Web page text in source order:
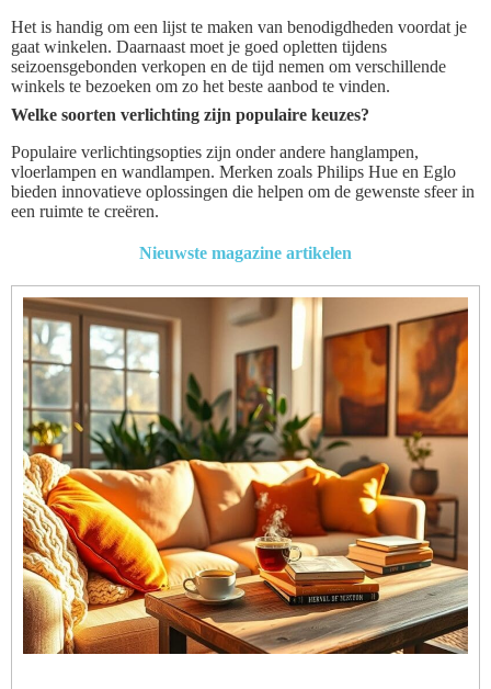
Het is handig om een lijst te maken van benodigdheden voordat je
gaat winkelen. Daarnaast moet je goed opletten tijdens
seizoensgebonden verkopen en de tijd nemen om verschillende
winkels te bezoeken om zo het beste aanbod te vinden.
Welke soorten verlichting zijn populaire keuzes?
Populaire verlichtingsopties zijn onder andere hanglampen,
vloerlampen en wandlampen. Merken zoals Philips Hue en Eglo
bieden innovatieve oplossingen die helpen om de gewenste sfeer in
een ruimte te creëren.
Nieuwste magazine artikelen